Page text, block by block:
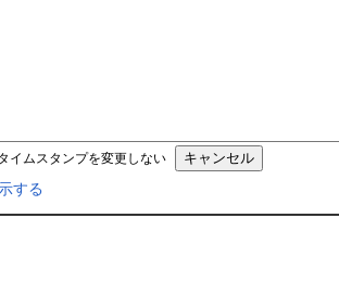
イムスタンプを変更しない
する